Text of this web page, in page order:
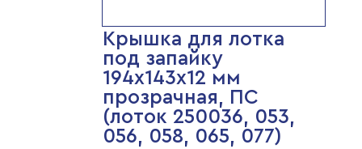
Крышка для лотка
под запайку
194х143х12 мм
прозрачная, ПС
(лоток 250036, 053,
056, 058, 065, 077)